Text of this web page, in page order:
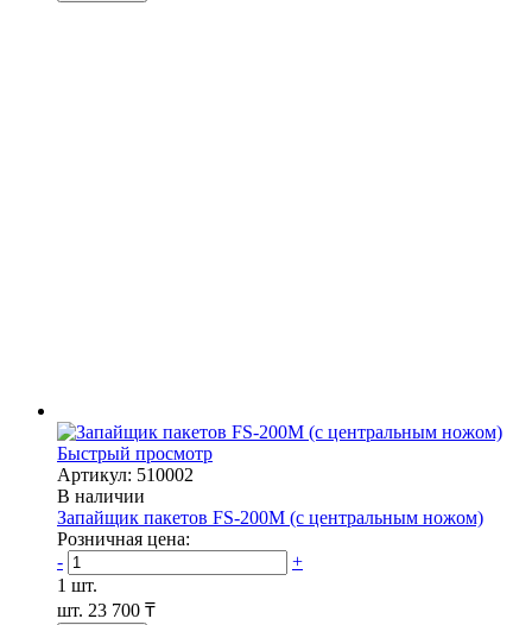
Быстрый просмотр
Артикул: 510002
В наличии
Запайщик пакетов FS-200M (с центральным ножом)
Розничная цена:
-
+
1 шт.
шт. 23 700 ₸